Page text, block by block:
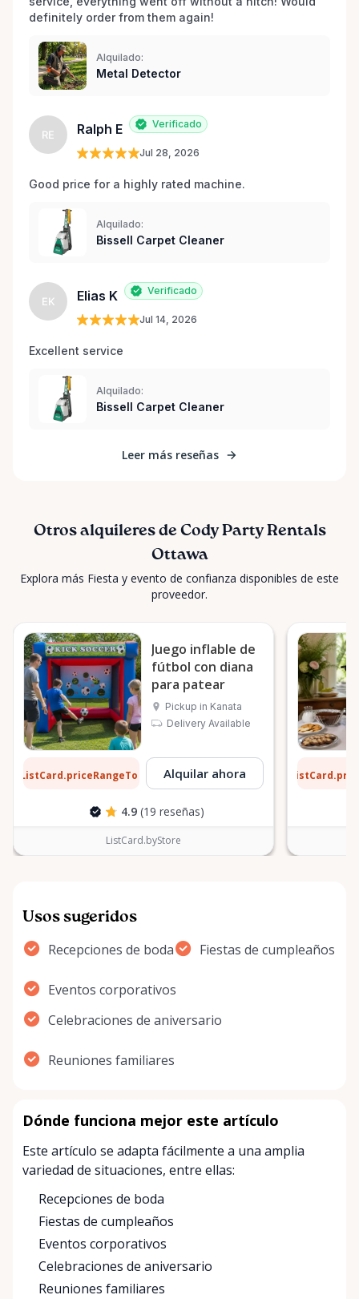
definitely order from them again!
Alquilado:
Metal Detector
RE Ralph E Verificado
Jul 28, 2026
Good price for a highly rated machine.
Alquilado:
Bissell Carpet Cleaner
EK Elias K Verificado
Jul 14, 2026
Excellent service
Alquilado:
Bissell Carpet Cleaner
Leer más reseñas
Otros alquileres de Cody Party Rentals
Ottawa
Explora más Fiesta y evento de confianza disponibles de este
proveedor.
Juego inflable de
fútbol con diana
para patear
Pickup in Kanata
Delivery Available
ListCard.priceRangeTo por díaAlquilar ahora
4.9 (19 reseñas)
ListCard.byStore
Usos sugeridos
Recepciones de boda Fiestas de cumpleaños
Eventos corporativos
Celebraciones de aniversario
Reuniones familiares
Dónde funciona mejor este artículo
Este artículo se adapta fácilmente a una amplia
variedad de situaciones, entre ellas:
Recepciones de boda
Fiestas de cumpleaños
Eventos corporativos
Celebraciones de aniversario
Reuniones familiares